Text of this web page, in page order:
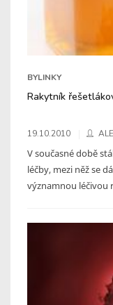
BYLINKY
Rakytník
19.10.2010
V současné době
léčby, mezi něž se
významnou léčivou